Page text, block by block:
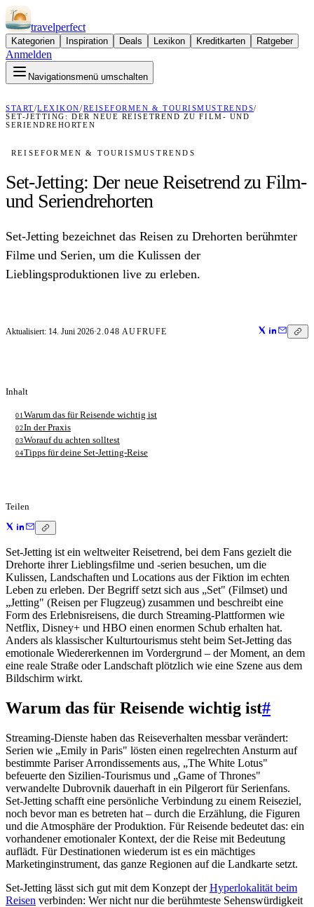
travelperfect
Kategorien Inspiration Deals Lexikon Kreditkarten Ratgeber
Anmelden
Navigationsmenü umschalten
START/LEXIKON/REISEFORMEN & TOURISMUSTRENDS/
SET-JETTING: DER NEUE REISETREND ZU FILM- UND
SERIENDREHORTEN
REISEFORMEN & TOURISMUSTRENDS
Set-Jetting: Der neue Reisetrend zu Film-
und Seriendrehorten
Set-Jetting bezeichnet das Reisen zu Drehorten berühmter
Filme und Serien, um die Kulissen der
Lieblingsproduktionen live zu erleben.
Aktualisiert: 14. Juni 2026·2.048 AUFRUFE
Inhalt
01 Warum das für Reisende wichtig ist
02In der Praxis
03Worauf du achten solltest
04Tipps für deine Set-Jetting-Reise
Teilen
Set-Jetting ist ein weltweiter Reisetrend, bei dem Fans gezielt die
Drehorte ihrer Lieblingsfilme und -serien besuchen, um die
Kulissen, Landschaften und Locations aus der Fiktion im echten
Leben zu erleben. Der Begriff setzt sich aus „Set" (Filmset) und
„Jetting" (Reisen per Flugzeug) zusammen und beschreibt eine
Form des Erlebnisreisens, die durch Streaming-Plattformen wie
Netflix, Disney+ und HBO einen enormen Schub erhalten hat.
Anders als klassischer Kulturtourismus steht beim Set-Jetting das
emotionale Wiedererkennen im Vordergrund – der Moment, an dem
eine reale Straße oder Landschaft plötzlich wie eine Szene aus dem
Bildschirm wirkt.
Warum das für Reisende wichtig ist#
Streaming-Dienste haben das Reiseverhalten messbar verändert:
Serien wie „Emily in Paris" lösten einen regelrechten Ansturm auf
bestimmte Pariser Arrondissements aus, „The White Lotus"
befeuerte den Sizilien-Tourismus und „Game of Thrones"
verwandelte Dubrovnik dauerhaft in ein Pilgerort für Serienfans.
Set-Jetting schafft eine persönliche Verbindung zu einem Reiseziel,
noch bevor man es betreten hat – durch die Erzählung, die Figuren
und die Atmosphäre der Produktion. Für Reisende bedeutet das: ein
vorhandener emotionaler Kontext, der die Reise mit Bedeutung
auflädt. Für Destinationen wiederum ist es ein mächtiges
Marketinginstrument, das ganze Regionen auf die Landkarte setzt.
Set-Jetting lässt sich gut mit dem Konzept derHyperlokalität beim
Reisen verbinden: Wer nicht nur die berühmteste Sehenswürdigkeit